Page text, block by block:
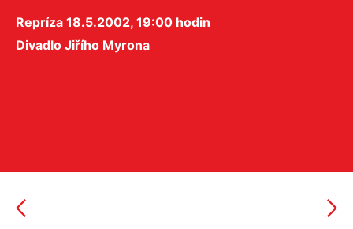
Repríza 18.5.2002, 19:00 hodin
Divadlo Jiřího Myrona